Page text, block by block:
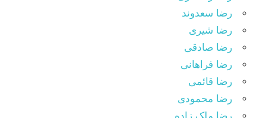
رضا سعدوند
رضا شیری
رضا صادقی
رضا فراهانی
رضا قائمی
رضا محمودی